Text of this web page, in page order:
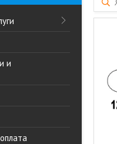
и